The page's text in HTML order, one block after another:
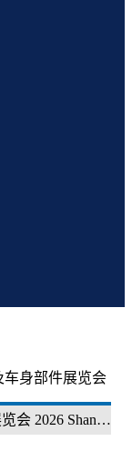
车身部件展览会
2026上海国际汽车易损件及车身部件展览会 2026 Shanghai International Auto Parts & Body Components Exhibition